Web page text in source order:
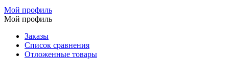
Мой профиль
Мой профиль
Заказы
Список сравнения
Отложенные товары